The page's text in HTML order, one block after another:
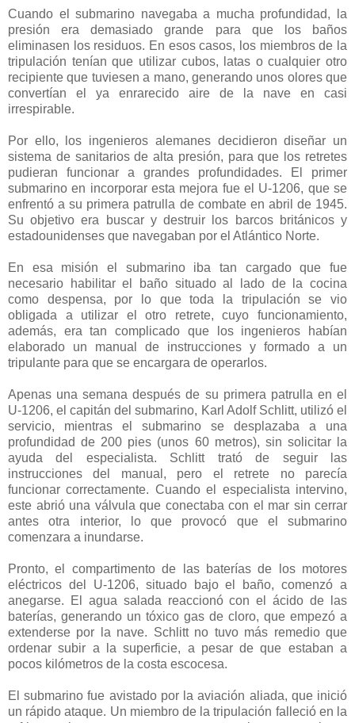
Cuando el submarino navegaba a mucha profundidad, la
presión era demasiado grande para que los baños
eliminasen los residuos. En esos casos, los miembros de la
tripulación tenían que utilizar cubos, latas o cualquier otro
recipiente que tuviesen a mano, generando unos olores que
convertían el ya enrarecido aire de la nave en casi
irrespirable.
Por ello, los ingenieros alemanes decidieron diseñar un
sistema de sanitarios de alta presión, para que los retretes
pudieran funcionar a grandes profundidades. El primer
submarino en incorporar esta mejora fue el U-1206, que se
enfrentó a su primera patrulla de combate en abril de 1945.
Su objetivo era buscar y destruir los barcos británicos y
estadounidenses que navegaban por el Atlántico Norte.
En esa misión el submarino iba tan cargado que fue
necesario habilitar el baño situado al lado de la cocina
como despensa, por lo que toda la tripulación se vio
obligada a utilizar el otro retrete, cuyo funcionamiento,
además, era tan complicado que los ingenieros habían
elaborado un manual de instrucciones y formado a un
tripulante para que se encargara de operarlos.
Apenas una semana después de su primera patrulla en el
U-1206, el capitán del submarino, Karl Adolf Schlitt, utilizó el
servicio, mientras el submarino se desplazaba a una
profundidad de 200 pies (unos 60 metros), sin solicitar la
ayuda del especialista. Schlitt trató de seguir las
instrucciones del manual, pero el retrete no parecía
funcionar correctamente. Cuando el especialista intervino,
este abrió una válvula que conectaba con el mar sin cerrar
antes otra interior, lo que provocó que el submarino
comenzara a inundarse.
Pronto, el compartimento de las baterías de los motores
eléctricos del U-1206, situado bajo el baño, comenzó a
anegarse. El agua salada reaccionó con el ácido de las
baterías, generando un tóxico gas de cloro, que empezó a
extenderse por la nave. Schlitt no tuvo más remedio que
ordenar subir a la superficie, a pesar de que estaban a
pocos kilómetros de la costa escocesa.
El submarino fue avistado por la aviación aliada, que inició
un rápido ataque. Un miembro de la tripulación falleció en la